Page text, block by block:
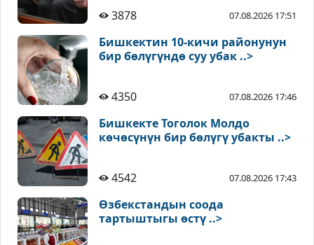
3878
07.08.2026 17:51
Бишкектин 10-кичи районунун
бир бөлүгүндө суу убак ..>
4350 07.08.2026 17:46
Бишкекте Тоголок Молдо
көчөсүнүн бир бөлүгү убакты ..>
4542 07.08.2026 17:43
Өзбекстандын соода
тартыштыгы өстү ..>